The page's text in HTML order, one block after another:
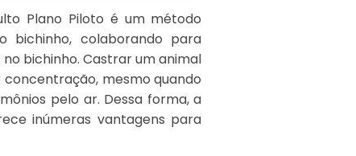
Plano Piloto é um método
bichinho, colaborando para
bichinho. Castrar um animal
mesmo quando
pelo ar. Dessa forma, a
inúmeras vantagens para